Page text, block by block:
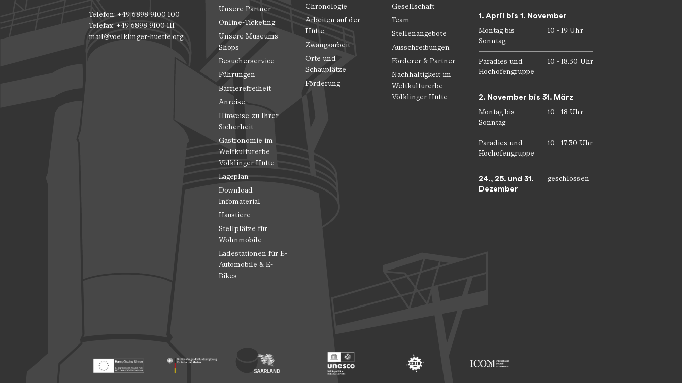
Telefon: +49 6898 9100 100
Telefax: +49 6898 9100 111
mail@voelklinger-huette.org
Unsere Partner
Online-Ticketing
Unsere Museums-
Shops
Besucherservice
Führungen
Barrierefreiheit
Anreise
Hinweise zu Ihrer
Sicherheit
Gastronomie im
Weltkulturerbe
Völklinger Hütte
Lageplan
Download
Infomaterial
Haustiere
Stellplätze für
Wohnmobile
Ladestationen für E-
Automobile & E-
Bikes
Chronologie
Arbeiten auf der
Hütte
Zwangsarbeit
Orte und
Schauplätze
Förderung
Gesellschaft
Team
Stellenangebote
Ausschreibungen
Förderer & Partner
Nachhaltigkeit im
Weltkulturerbe
Völklinger Hütte
1. April bis 1. November
Montag bis
Sonntag
10 - 19 Uhr
Paradies und
Hochofengruppe
10 - 18.30 Uhr
2. November bis 31. März
Montag bis
Sonntag
10 - 18 Uhr
Paradies und
Hochofengruppe
10 - 17.30 Uhr
24., 25. und 31.
Dezember
geschlossen